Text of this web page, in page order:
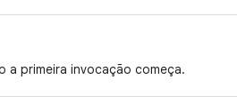
a primeira invocação começa.